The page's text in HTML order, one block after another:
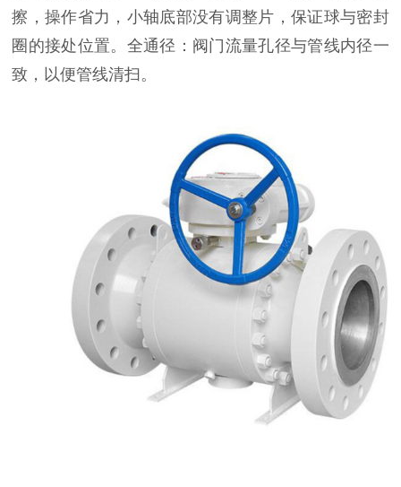
擦，操作省力，小轴底部没有调整片，保证球与密封
圈的接处位置。全通径：阀门流量孔径与管线内径一
致，以便管线清扫。